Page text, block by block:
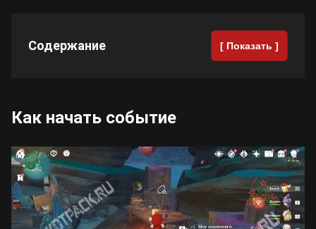
Содержание [ Показать ]
Как начать событие